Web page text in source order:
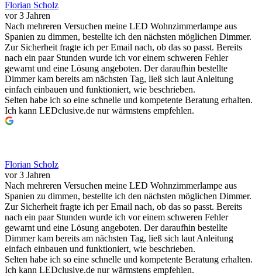
Florian Scholz
vor 3 Jahren
Nach mehreren Versuchen meine LED Wohnzimmerlampe aus
Spanien zu dimmen, bestellte ich den nächsten möglichen Dimmer.
Zur Sicherheit fragte ich per Email nach, ob das so passt. Bereits
nach ein paar Stunden wurde ich vor einem schweren Fehler
gewarnt und eine Lösung angeboten. Der daraufhin bestellte
Dimmer kam bereits am nächsten Tag, ließ sich laut Anleitung
einfach einbauen und funktioniert, wie beschrieben.
Selten habe ich so eine schnelle und kompetente Beratung erhalten.
Ich kann LEDclusive.de nur wärmstens empfehlen.
Florian Scholz
vor 3 Jahren
Nach mehreren Versuchen meine LED Wohnzimmerlampe aus
Spanien zu dimmen, bestellte ich den nächsten möglichen Dimmer.
Zur Sicherheit fragte ich per Email nach, ob das so passt. Bereits
nach ein paar Stunden wurde ich vor einem schweren Fehler
gewarnt und eine Lösung angeboten. Der daraufhin bestellte
Dimmer kam bereits am nächsten Tag, ließ sich laut Anleitung
einfach einbauen und funktioniert, wie beschrieben.
Selten habe ich so eine schnelle und kompetente Beratung erhalten.
Ich kann LEDclusive.de nur wärmstens empfehlen.